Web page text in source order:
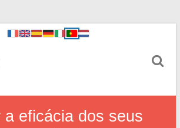
a eficácia dos seus